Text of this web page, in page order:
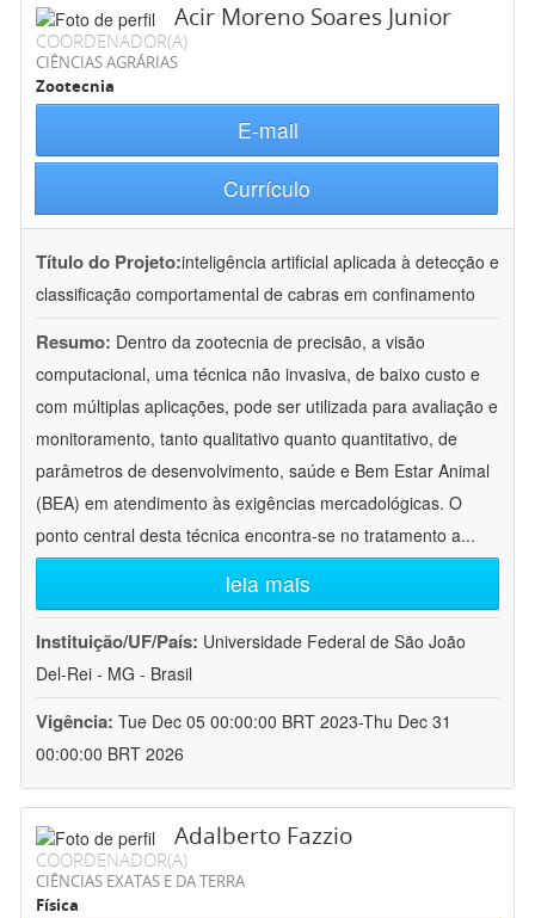
Acir Moreno Soares Junior
COORDENADOR(A)
CIÊNCIAS AGRÁRIAS
Zootecnia
E-mail
Currículo
Título do Projeto:inteligência artificial aplicada à detecção e
classificação comportamental de cabras em confinamento
Resumo: Dentro da zootecnia de precisão, a visão
computacional, uma técnica não invasiva, de baixo custo e
com múltiplas aplicações, pode ser utilizada para avaliação e
monitoramento, tanto qualitativo quanto quantitativo, de
parâmetros de desenvolvimento, saúde e Bem Estar Animal
(BEA) em atendimento às exigências mercadológicas. O
ponto central desta técnica encontra-se no tratamento a...
leia mais
Instituição/UF/País: Universidade Federal de São João
Del-Rei - MG - Brasil
Vigência: Tue Dec 05 00:00:00 BRT 2023-Thu Dec 31
00:00:00 BRT 2026
Adalberto Fazzio
COORDENADOR(A)
CIÊNCIAS EXATAS E DA TERRA
Física